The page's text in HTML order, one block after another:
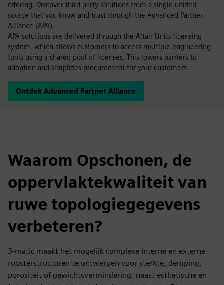
offering. Discover third-party solutions from a single unified
source that you know and trust through the Advanced Partner
Alliance (APA).
APA solutions are delivered through the Altair Units licensing
system, which allows customers to access multiple engineering
tools using a shared pool of licenses. This lowers barriers to
adoption and simplifies procurement for your customers.
Ontdek Advanced Partner Alliance
Waarom Opschonen, de
oppervlaktekwaliteit van
ruwe topologiegegevens
verbeteren?
3-matic maakt het mogelijk complexe interne en externe
roosterstructuren te ontwerpen voor sterkte, demping,
porositeit of gewichtsvermindering, naast esthetische en